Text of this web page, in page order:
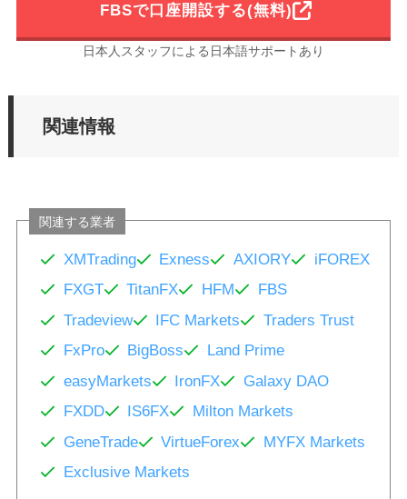
FBSで口座開設する(無料)
日本人スタッフによる日本語サポートあり
関連情報
関連する業者
XMTrading Exness AXIORY
iFOREX
FXGT
TitanFX HFM
FBS
Tradeview
IFC Markets
Traders Trust
FxPro
BigBoss
Land Prime
easyMarkets
IronFX
Galaxy DAO
FXDD
IS6FX
Milton Markets
GeneTrade
VirtueForex
MYFX Markets
Exclusive Markets